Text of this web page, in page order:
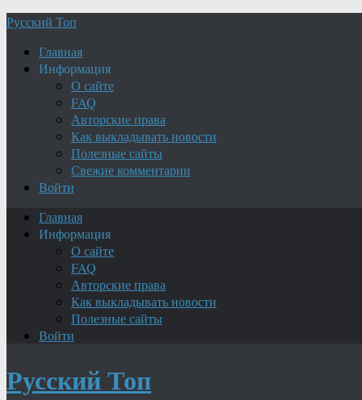
Русский Топ
Главная
Информация
О сайте
FAQ
Авторские права
Как выкладывать новости
Полезные сайты
Свежие комментарии
Войти
Главная
Информация
О сайте
FAQ
Авторские права
Как выкладывать новости
Полезные сайты
Войти
Русский Топ